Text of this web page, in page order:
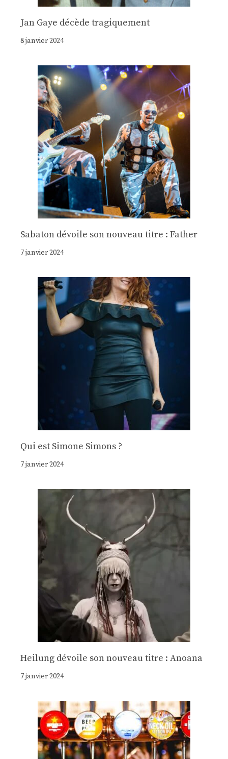
Jan Gaye décède tragiquement
8 janvier 2024
Sabaton dévoile son nouveau titre : Father
7 janvier 2024
Qui est Simone Simons ?
7 janvier 2024
Heilung dévoile son nouveau titre : Anoana
7 janvier 2024